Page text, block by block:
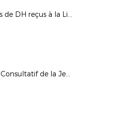
Les arbitres de DH reçus à la Ligue
Le Conseil Consultatif de la Jeunesse du District du 93 en visite à l’Elysée